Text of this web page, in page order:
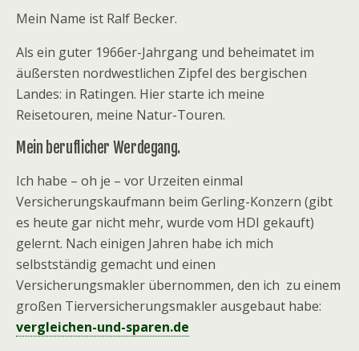
Mein Name ist Ralf Becker.
Als ein guter 1966er-Jahrgang und beheimatet im
äußersten nordwestlichen Zipfel des bergischen
Landes: in Ratingen. Hier starte ich meine
Reisetouren, meine Natur-Touren.
Mein beruflicher Werdegang.
Ich habe – oh je – vor Urzeiten einmal
Versicherungskaufmann beim Gerling-Konzern (gibt
es heute gar nicht mehr, wurde vom HDI gekauft)
gelernt. Nach einigen Jahren habe ich mich
selbstständig gemacht und einen
Versicherungsmakler übernommen, den ich zu einem
großen Tierversicherungsmakler ausgebaut habe:
vergleichen-und-sparen.de